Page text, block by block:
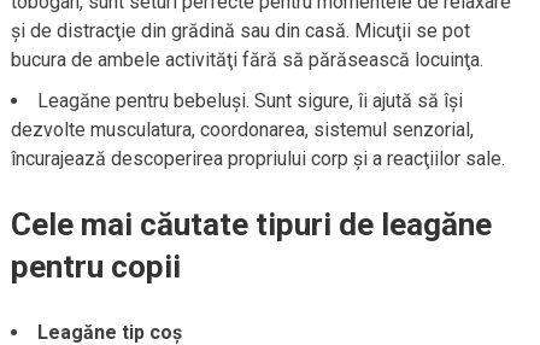
şi de distracţie din grădină sau din casă. Micuţii se pot
bucura de ambele activităţi fără să părăsească locuinţa.
Leagăne pentru bebeluşi. Sunt sigure, îi ajută să îşi
dezvolte musculatura, coordonarea, sistemul senzorial,
încurajează descoperirea propriului corp şi a reacţiilor sale.
Cele mai căutate tipuri de leagăne
pentru copii
Leagăne tip coş